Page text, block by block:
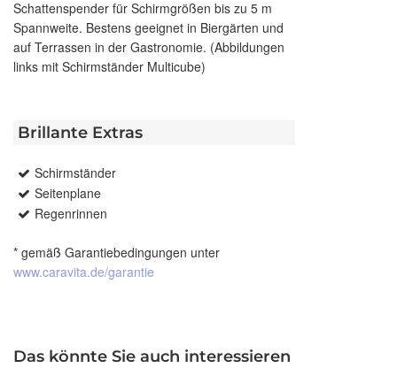
Schattenspender für Schirmgrößen bis zu 5 m
Spannweite. Bestens geeignet in Biergärten und
auf Terrassen in der Gastronomie. (Abbildungen
links mit Schirmständer Multicube)
Brillante Extras
Schirmständer
Seitenplane
Regenrinnen
* gemäß Garantiebedingungen unter
www.caravita.de/garantie
Das könnte Sie auch interessieren